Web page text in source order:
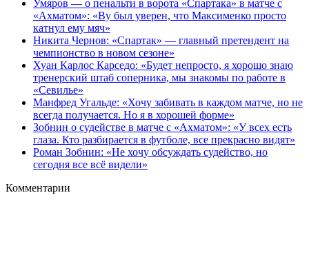
Умяров — о пенальти в ворота «Спартака» в матче с
«Ахматом»: «Ву был уверен, что Максименко просто
катнул ему мяч»
Никита Чернов: «Спартак» — главный претендент на
чемпионство в новом сезоне»
Хуан Карлос Карседо: «Будет непросто, я хорошо знаю
тренерский штаб соперника, мы знакомы по работе в
«Севилье»
Манфред Угальде: «Хочу забивать в каждом матче, но не
всегда получается. Но я в хорошей форме»
Зобнин о судействе в матче с «Ахматом»: «У всех есть
глаза. Кто разбирается в футболе, все прекрасно видят»
Роман Зобнин: «Не хочу обсуждать судейство, но
сегодня все всё видели»
Комментарии